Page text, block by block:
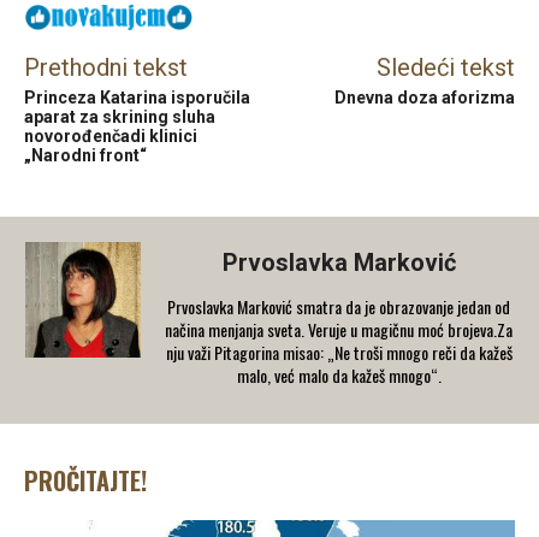
Prethodni tekst
Princeza Katarina isporučila
aparat za skrining sluha
novorođenčadi klinici
„Narodni front“
Sledeći tekst
Dnevna doza aforizma
Prvoslavka Marković
Prvoslavka Marković smatra da je obrazovanje jedan od
načina menjanja sveta. Veruje u magičnu moć brojeva.Za
nju važi Pitagorina misao: „Ne troši mnogo reči da kažeš
malo, već malo da kažeš mnogo“.
PROČITAJTE!